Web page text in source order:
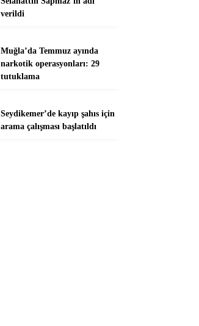
verildi
Muğla’da Temmuz ayında
narkotik operasyonları: 29
tutuklama
Seydikemer’de kayıp şahıs için
arama çalışması başlatıldı